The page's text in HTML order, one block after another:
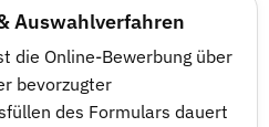
Auswahlverfahren
die Online-Bewerbung über
bevorzugter
des Formulars dauert